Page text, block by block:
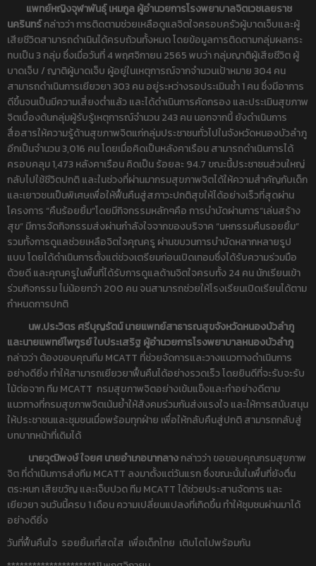
แพทย์หญิงจุฬาพันธุ์ เหมกูล ผู้อำนวยการโรงพยาบาลจิตเวชเลยราช
นครินทร์กล่าวว่า การติดตามช่วยเหลือดูแลจิตใจครอบครัวผู้บาดเจ็บและผู้
เสียชีวิตสามารถดำเนินได้ครบถ้วนทั้งหมด โดยข้อมูลการติดตามกลุ่มผลกระ
ทบเป็น 3 กลุ่ม ซึ่งเมื่อวันที่ 4 พฤศจิกายน 2565 พบว่า กลุ่มญาติผู้เสียชีวิต ผู้
บาดเจ็บ / ญาติผู้บาดเจ็บ ผู้อยู่ในเหตุการณ์จากจำนวนเป้าหมาย 304 คน
สามารถดำเนินการเยียวยา 303 คน อยู่ระหว่างรอประเมินซ้ำ 1 คน ซึ่งมีอาการ
ดีขึ้นจนเป็นมีความเสี่ยงต่ำแล้ว และได้ดำเนินการคัดกรอง และประเมินสุขภาพ
จิตเบื้องต้นกลุ่มผู้รับรู้เหตุการณ์จำนวน 243 คน นอกจากนี้ ยังดำเนินการ
สื่อสารให้ความรู้ด้านสุขภาพจิตแก่กลุ่มประชาชนทั่วไปในจังหวัดหนองบัวลำภู
อีกเป็นจำนวน 3,016 คน โดยเมื่อคิดเป็นหลังคาเรือน สามารถดำเนินการได้
ครอบคลุม 1,473 หลังคาเรือน คิดเป็น ร้อยละ 94.7 ขณะนี้ประชาชนส่วนใหญ่
กลับไปใช้ชีวิตปกติ และในช่วงที่ผ่านมากรมสุขภาพจิตได้ให้ความสำคัญกับเด็ก
และเยาวชนเป็นพิเศษเพื่อให้ฟื้นคืนสู่สภาวะปกติสุขให้ได้อย่างเร็วที่สุดผ่าน
โครงการ “คืนร้อยยิ้ม”โดยมีกิจกรรมหลักๆคือ การบำบัดผ่านการ“เล่นสร้าง
สุข” มีการจัดกิจกรรมส่งผ่านกำลังใจจากของบริจาค “มหกรรมคืนรอยยิ้ม”
รวมทั้งการดูแลช่วยเหลือจิตใจคุณครู ผ่านขบวนการบำบัดหลากหลายรูป
แบบ โดยได้ดำเนินการตั้งแต่ช่วงเตรียมก่อนเปิดเทอมซึ่งได้รับความร่วมมือ
ด้วยดี และคุณครูในพื้นที่ได้รับการดูแลด้านจิตใจครบทั้ง 24 คน นักเรียนเข้า
ร่วมกิจกรรม ไม่น้อยกว่า 200 คน จนสามารถช่วยให้โรงเรียนเปิดเรียนได้ตาม
กำหนดการปกติ
นพ.ประวิตร ศรีบุญรัตน์ นายแพทย์สาธารณสุขจังหวัดหนองบัวลำภู
และนายแพทย์ไพฑูรย์ ใบประเสริฐ ผู้อำนวยการโรงพยาบาลหนองบัวลำภู
กล่าวว่า ต้องขอบคุณทีม MCATT ที่ช่วยจัดการและวางแนวทางดำเนินการ
อย่างดียิ่ง ทำให้สามารถเยียวยาฟื้นคืนได้อย่างรวดเร็ว โดยยินดีที่จะรับจะรับ
ไม้ต่อจาก ทีม MCATT กรมสุขภาพจิตอย่างเข้มแข็งและทำอย่างดีตาม
แนวทางที่กรมสุขภาพจิตเน้นย้ำให้สังคมร่วมกันส่งแรงใจ และให้การสนับสนุน
ให้ประชาชนและชุมชนเมื่อพร้อมทุกฝ่าย เพื่อให้กลับคืนสู่ปกติ สามารถกลับสู่
บทบาทหน้าที่เดิมได้
นายวุฒิพงษ์ ใจยศนายอำเภอนากลางกล่าวว่า ขอขอบคุณกรมสุขภาพ
จิต ที่ดำเนินการส่งทีม MCATT ลงมาตั้งแต่วันแรก ซึ่งขณะนั้นในพื้นที่ยังตื่น
ตระหนก เสียขวัญ และเจ็บปวด ทีม MCATT ได้ช่วยประสานจัดการ และ
เยียวยา จนวันนี้ครบ 1 เดือน ความเปลี่ยนแปลงที่เกิดขึ้น ทำให้ชุมชนผ่านมาได้
อย่างดียิ่ง
วันที่ฟื้นคืนใจ รอยยิ้มเที่สดใส เพื่อเด็กไทย เติบโตไปพร้อมกัน